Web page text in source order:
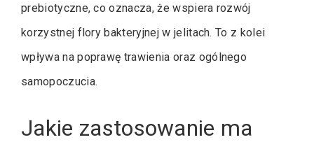
prebiotyczne, co oznacza, że wspiera rozwój
korzystnej flory bakteryjnej w jelitach. To z kolei
wpływa na poprawę trawienia oraz ogólnego
samopoczucia.
Jakie zastosowanie ma